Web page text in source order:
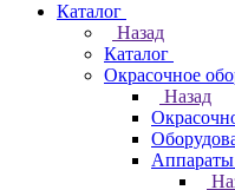
Каталог
Назад
Каталог
Окрасочное
Назад